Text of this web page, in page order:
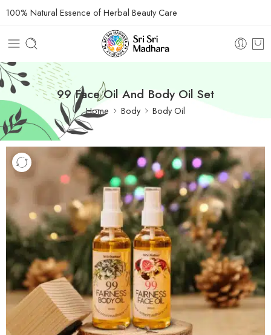
100% Natural Essence of Herbal Beauty Care
99 Face Oil And Body Oil Set
Home Body Body Oil